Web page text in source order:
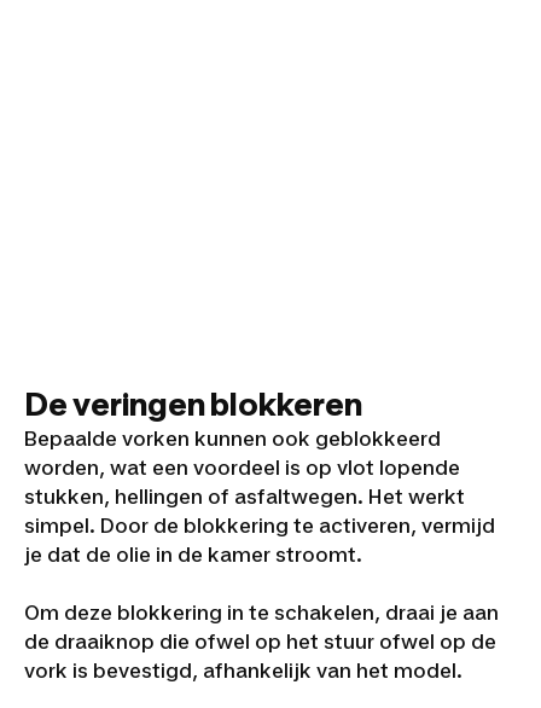
De veringen blokkeren
Bepaalde vorken kunnen ook geblokkeerd
worden, wat een voordeel is op vlot lopende
stukken, hellingen of asfaltwegen. Het werkt
simpel. Door de blokkering te activeren, vermijd
je dat de olie in de kamer stroomt.
Om deze blokkering in te schakelen, draai je aan
de draaiknop die ofwel op het stuur ofwel op de
vork is bevestigd, afhankelijk van het model.